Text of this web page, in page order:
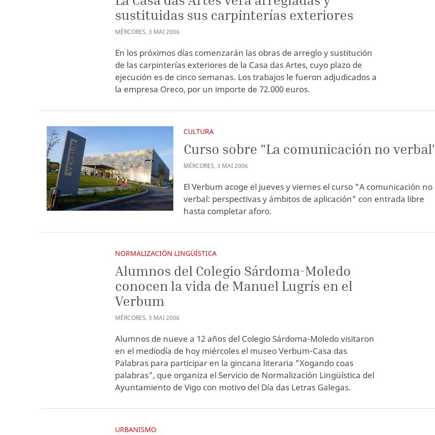
sustituidas sus carpinterías exteriores
MÉRCORES,3 MAI2006
En los próximos días comenzarán las obras de arreglo y sustitución
de las carpinterías exteriores de la Casa das Artes, cuyo plazo de
ejecución es de cinco semanas. Los trabajos le fueron adjudicados a
la empresa Oreco, por un importe de 72.000 euros.
CULTURA
Curso sobre "La comunicación no
MÉRCORES,3 MAI2006
El Verbum acoge el jueves y viernes el curso "A comunicación no
verbal: perspectivas y ámbitos de aplicación" con entrada libre
hasta completar aforo.
NORMALIZACIÓN LINGÜÍSTICA
Alumnos del Colegio Sárdoma-Moledo
conocen la vida de Manuel Lugrís en el
Verbum
MÉRCORES,3 MAI2006
Alumnos de nueve a 12 años del Colegio Sárdoma-Moledo visitaron
en el mediodía de hoy miércoles el museo Verbum-Casa das
Palabras para participar en la gincana literaria "Xogando coas
palabras", que organiza el Servicio de Normalización Lingüística del
Ayuntamiento de Vigo con motivo del Día das Letras Galegas.
URBANISMO